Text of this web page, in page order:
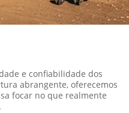
e confiabilidade dos
abrangente, oferecemos
focar no que realmente